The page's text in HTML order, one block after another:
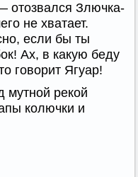
отозвался Злючка-
не хватает.
если бы ты
Ах, в какую беду
говорит Ягуар!
мутной рекой
колючки и